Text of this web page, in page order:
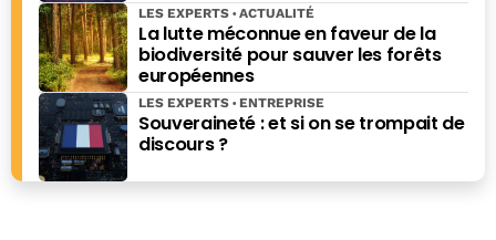
La lutte méconnue en faveur de la
biodiversité pour sauver les forêts
européennes
LES EXPERTS ACTUALITÉ
Souveraineté : et si on se trompait de
discours ?
LES EXPERTS ENTREPRISE